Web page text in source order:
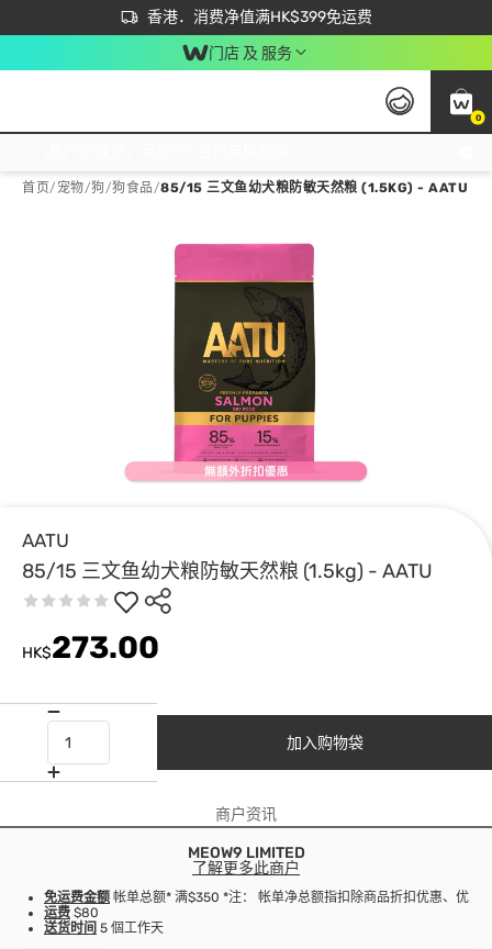
香港．消费净值满HK$399免运费
立即成为易赏钱会员尽享独家优惠
首次APP下单买满$450 输入 NEWAPP 即减$50
门店 及 服务
0
首页/ 宠物/狗/狗食品/85/15 三文鱼幼犬粮防敏天然粮 (1.5KG) - AATU
AATU
85/15 三文鱼幼犬粮防敏天然粮 (1.5kg) - AATU
HK$273.00
加入购物袋
商户资讯
MEOW9 LIMITED
了解更多此商户
免运费金额 帐单总额* 满$350 *注： 帐单净总额指扣除商品折扣优惠、优惠
运费 $80
送货时间 5 個工作天